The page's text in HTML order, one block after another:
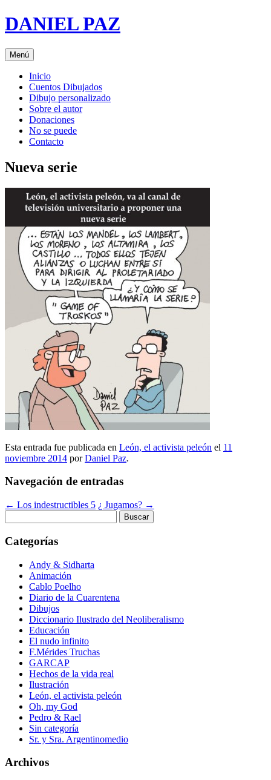
Saltar
al
DANIEL PAZ
Menú
Inicio
Cuentos Dibujados
Dibujo personalizado
Sobre el autor
Donaciones
No se puede
Contacto
Nueva serie
Esta entrada fue publicada en León, el activista peleón el 11
noviembre 2014 porDaniel Paz.
Navegación de entradas
← Los indestructibles 5 ¿ Jugamos? →
Categorías
Andy & Sidharta
Animación
Cablo Poelho
Diario de la Cuarentena
Dibujos
Diccionario Ilustrado del Neoliberalismo
Educación
El nudo infinito
F.Mérides Truchas
GARCAP
Hechos de la vida real
Ilustración
León, el activista peleón
Oh, my God
Pedro & Rael
Sin categoría
Sr. y Sra. Argentinomedio
Archivos